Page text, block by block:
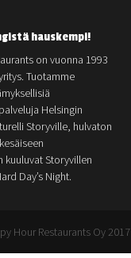
hauskempi!
on vuonna 1993
Tuotamme
Helsingin
Storyville, hulvaton
kuuluvat Storyvillen
Day’s Night.
Hour Restaurants Oy 2017